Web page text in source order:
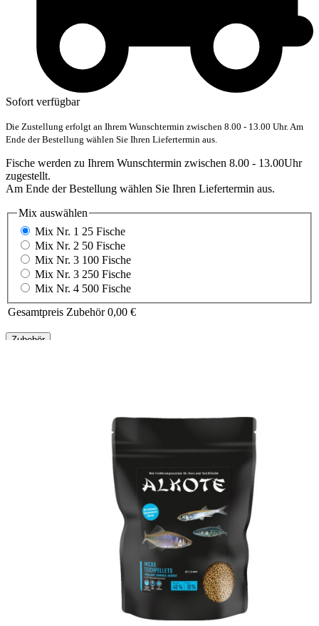
Sofort verfügbar
Die Zustellung erfolgt an Ihrem Wunschtermin zwischen 8.00 - 13.00 Uhr. Am
Ende der Bestellung wählen Sie Ihren Liefertermin aus.
Fische werden zu Ihrem Wunschtermin zwischen 8.00 - 13.00Uhr
zugestellt.
Am Ende der Bestellung wählen Sie Ihren Liefertermin aus.
Mix auswählen
Mix Nr. 1 25 Fische
Mix Nr. 2 50 Fische
Mix Nr. 3 100 Fische
Mix Nr. 3 250 Fische
Mix Nr. 4 500 Fische
Gesamtpreis Zubehör 0,00 €
Zubehör